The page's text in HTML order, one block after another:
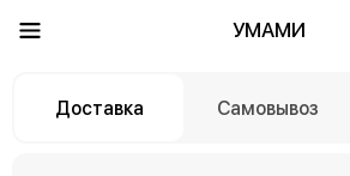
УМАМИ
Доставка Самовывоз